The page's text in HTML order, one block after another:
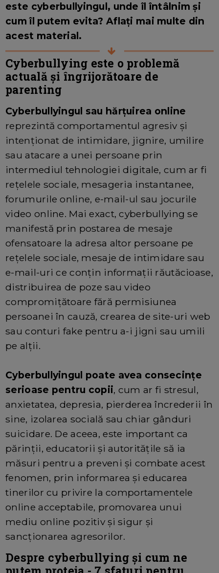
este cyberbullyingul, unde îl întâlnim și
cum îl putem evita? Aflați mai multe din
acest material.
Cyberbullying este o problemă
actuală și îngrijorătoare de
parenting
Cyberbullyingul sau hărțuirea online
reprezintă comportamentul agresiv și
intenționat de intimidare, jignire, umilire
sau atacare a unei persoane prin
intermediul tehnologiei digitale, cum ar fi
rețelele sociale, mesageria instantanee,
forumurile online, e-mail-ul sau jocurile
video online. Mai exact, cyberbullying se
manifestă prin postarea de mesaje
ofensatoare la adresa altor persoane pe
rețelele sociale, mesaje de intimidare sau
e-mail-uri ce conțin informații răutăcioase,
distribuirea de poze sau video
compromițătoare fără permisiunea
persoanei în cauză, crearea de site-uri web
sau conturi fake pentru a-i jigni sau umili
pe alții.
Cyberbullyingul poate avea consecințe
serioase pentru copii, cum ar fi stresul,
anxietatea, depresia, pierderea încrederii în
sine, izolarea socială sau chiar gânduri
suicidare. De aceea, este important ca
părinții, educatorii și autoritățile să ia
măsuri pentru a preveni și combate acest
fenomen, prin informarea și educarea
tinerilor cu privire la comportamentele
online acceptabile, promovarea unui
mediu online pozitiv și sigur și
sancționarea agresorilor.
Despre cyberbullying și cum ne